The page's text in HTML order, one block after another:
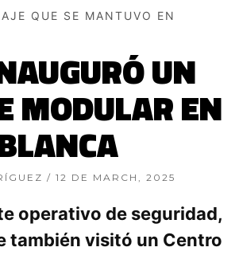
QUE SE MANTUVO EN
UN
MODULAR EN
/ 12 DE MARCH, 2025
operativo de seguridad,
también visitó un Centro